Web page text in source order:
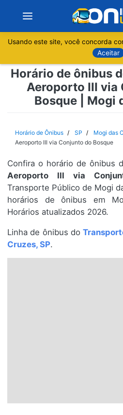
Sobre
Minas Gerais
Espírito Santo
Paraná
Santa Catarina
Usando este site, você concorda
Aceitar
Horário de ônibus
Aeroporto III via
Bosque | Mogi
Horário de Ônibus SP Mogi das
Aeroporto III via Conjunto do Bosque
Confira o horário de ônibus
Aeroporto III via
Transporte Público de Mogi
horários de ônibus em
Horários atualizados 2026.
Linha de ônibus do
Cruzes, SP.